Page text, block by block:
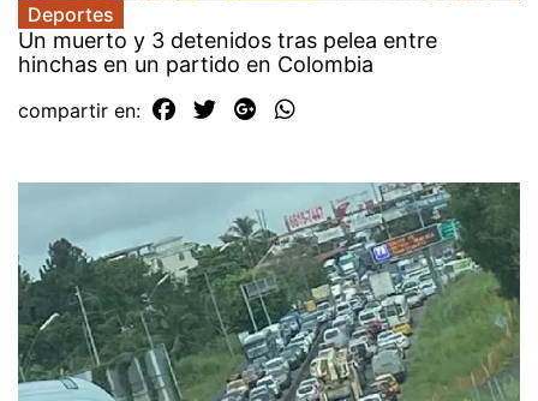
Deportes
Un muerto y 3 detenidos tras pelea entre
hinchas en un partido en Colombia
compartir en: